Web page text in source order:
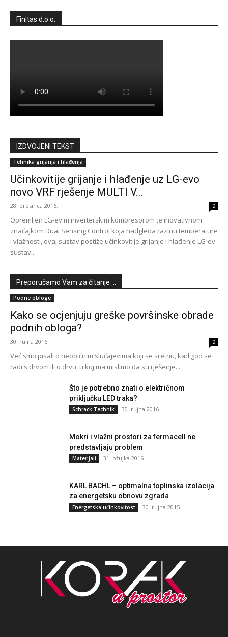
Finitas d.o.o.
IZDVOJENI TEKST
Tehnika grijanja i hlađenja
Učinkovitije grijanje i hlađenje uz LG-evo
novo VRF rješenje MULTI V...
28. prosinca 2016. 0
Opremljen LG-evim inverterskim kompresorom te inovativnom
značajkom Dual Sensing Control koja nadgleda razinu temperature
i vlažnosti, ovaj sustav postiže učinkovitije grijanje i hlađenje LG-ev
sustav...
Preporučamo Vam za čitanje ...
Podne obloge
Kako se ocjenjuju greške površinske obrade
podnih obloga?
30. rujna 2016. 0
Već smo pisali o neobičnim slučajevima koji se sretnu, kad god se
radi s drvom ili o drvu, u kojima mislimo da su rješenje...
Što je potrebno znati o električnom
priključku LED traka?
Schrack Technik 30. rujna 2016.
Mokri i vlažni prostori za fermacell ne
predstavljaju problem
Materijali 31. ožujka 2016.
KARL BACHL – optimalna toplinska izolacija
za energetsku obnovu zgrada
Energetska učinkovitost 30. rujna 2015.